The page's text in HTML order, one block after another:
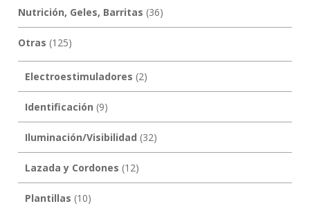
Nutrición, Geles, Barritas (36)
Otras (125)
Electroestimuladores (2)
Identificación (9)
Iluminación/Visibilidad (32)
Lazada y Cordones (12)
Plantillas (10)